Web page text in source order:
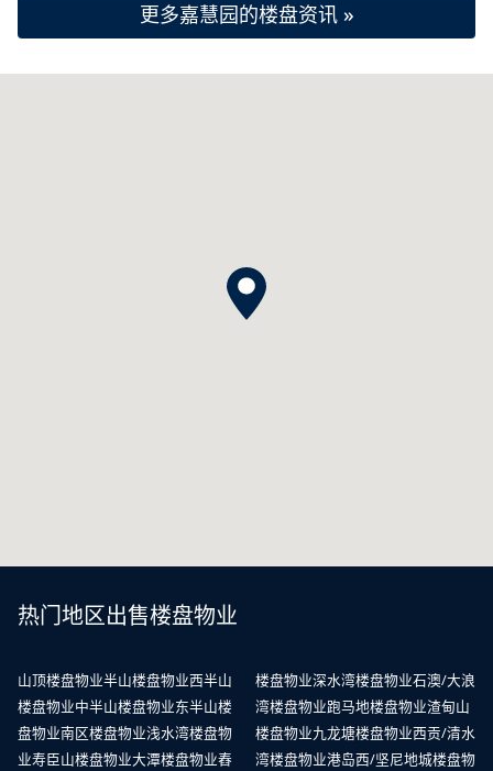
更多嘉慧园的楼盘资讯 »
热门地区出售楼盘物业
山顶楼盘物业半山楼盘物业西半山
楼盘物业中半山楼盘物业东半山楼
盘物业南区楼盘物业浅水湾楼盘物
业寿臣山楼盘物业大潭楼盘物业舂
楼盘物业深水湾楼盘物业石澳/大浪
湾楼盘物业跑马地楼盘物业渣甸山
楼盘物业九龙塘楼盘物业西贡/清水
湾楼盘物业港岛西/坚尼地城楼盘物